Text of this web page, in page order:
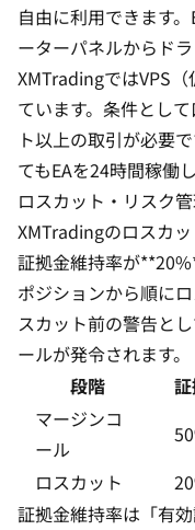
自由に利用できます
ーターパネルからド
XMTradingではVPS
ています。条件とし
ト以上の取引が必要
てもEAを24時間稼働
ロスカット・リスク
XMTradingのロスカ
証拠金維持率が
ポジションから順に
スカット前の警告と
ールが発令されます。
段階
マージンコ
ール
ロスカット
証拠金維持率は「有